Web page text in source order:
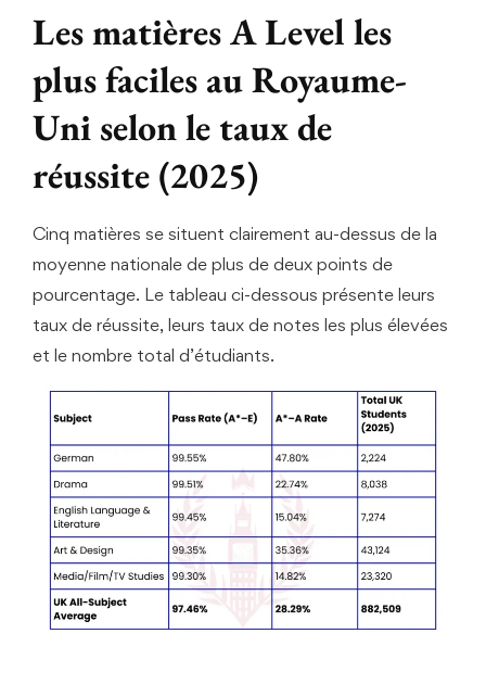
Les matières A Level les
plus faciles au Royaume-
Uni selon le taux de
réussite (2025)
Cinq matières se situent clairement au-dessus de la
moyenne nationale de plus de deux points de
pourcentage. Le tableau ci-dessous présente leurs
taux de réussite, leurs taux de notes les plus élevées
et le nombre total d’étudiants.